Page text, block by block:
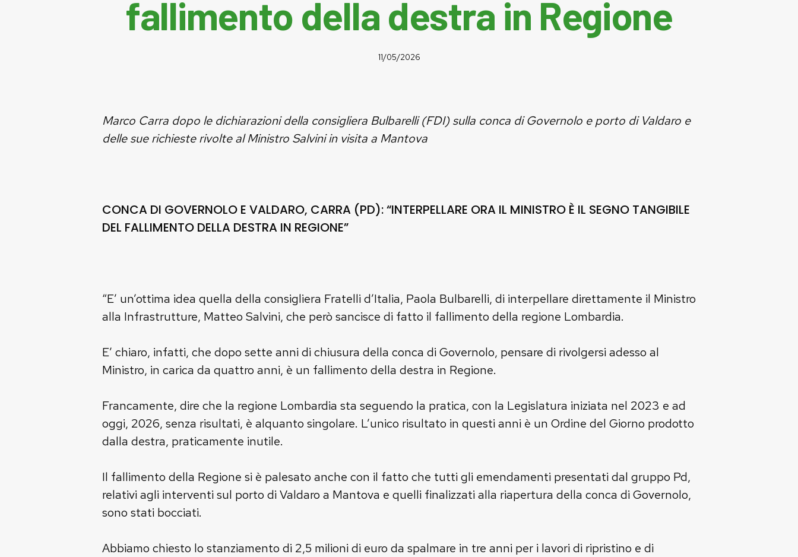
fallimento della destra in Regione
11/05/2026
Marco Carra dopo le dichiarazioni della consigliera Bulbarelli (FDI) sulla conca di Governolo e porto di Valdaro e
delle sue richieste rivolte al Ministro Salvini in visita a Mantova
CONCA DI GOVERNOLO E VALDARO, CARRA (PD): “INTERPELLARE ORA IL MINISTRO È IL SEGNO TANGIBILE
DEL FALLIMENTO DELLA DESTRA IN REGIONE”
“E’ un’ottima idea quella della consigliera Fratelli d’Italia, Paola Bulbarelli, di interpellare direttamente il Ministro
alla Infrastrutture, Matteo Salvini, che però sancisce di fatto il fallimento della regione Lombardia.
E’ chiaro, infatti, che dopo sette anni di chiusura della conca di Governolo, pensare di rivolgersi adesso al
Ministro, in carica da quattro anni, è un fallimento della destra in Regione.
Francamente, dire che la regione Lombardia sta seguendo la pratica, con la Legislatura iniziata nel 2023 e ad
oggi, 2026, senza risultati, è alquanto singolare. L’unico risultato in questi anni è un Ordine del Giorno prodotto
dalla destra, praticamente inutile.
Il fallimento della Regione si è palesato anche con il fatto che tutti gli emendamenti presentati dal gruppo Pd,
relativi agli interventi sul porto di Valdaro a Mantova e quelli finalizzati alla riapertura della conca di Governolo,
sono stati bocciati.
Abbiamo chiesto lo stanziamento di 2,5 milioni di euro da spalmare in tre anni per i lavori di ripristino e di